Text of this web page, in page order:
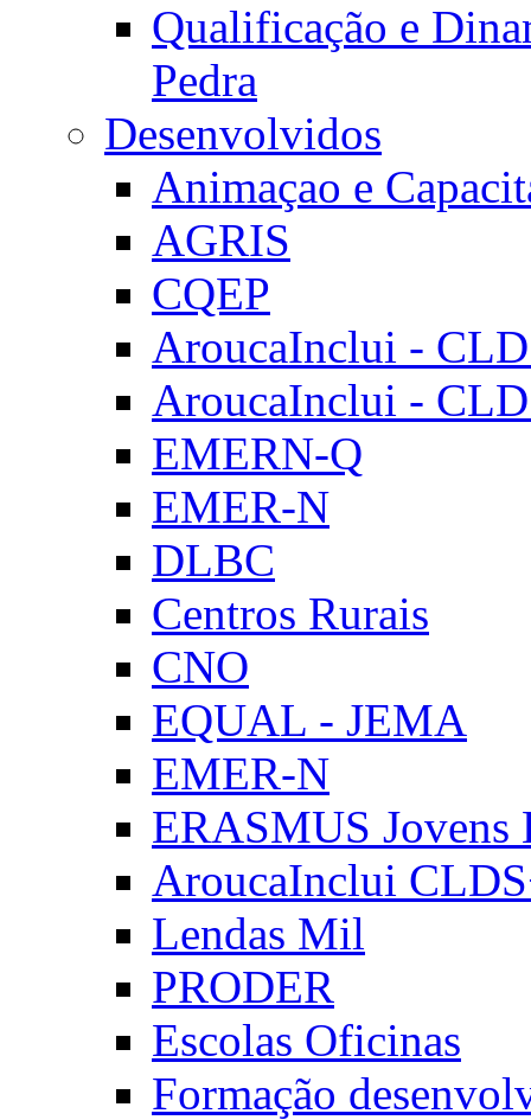
Qualificação e
Pedra
Desenvolvidos
Animaçao e
AGRIS
CQEP
AroucaInclui -
AroucaInclui -
EMERN-Q
EMER-N
DLBC
Centros Rurais
CNO
EQUAL - JEMA
EMER-N
ERASMUS Jovens
AroucaInclui
Lendas Mil
PRODER
Escolas Oficinas
Formação